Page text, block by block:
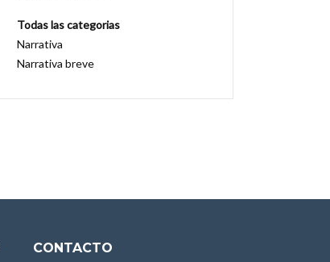
Todas las categorias
Narrativa
Narrativa breve
CONTACTO